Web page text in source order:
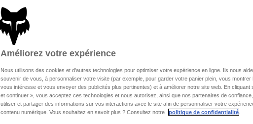
Améliorez votre expérience
Nous utilisons des cookies et d'autres technologies pour optimiser votre expérience en ligne. Ils nous
souvenir de vous, à personnaliser votre visite (par exemple, pour garder votre panier plein, vous montrer
vous intéresse et vous envoyer des publicités plus pertinentes) et à améliorer notre site web. En cliquant
et continuer », vous acceptez ces technologies et nous autorisez, ainsi que nos partenaires de
utiliser et partager des informations sur vos interactions avec le site afin de personnaliser votre
contenu numérique. Vous souhaitez en savoir plus ? Consultez notre
politique de confidentialité.